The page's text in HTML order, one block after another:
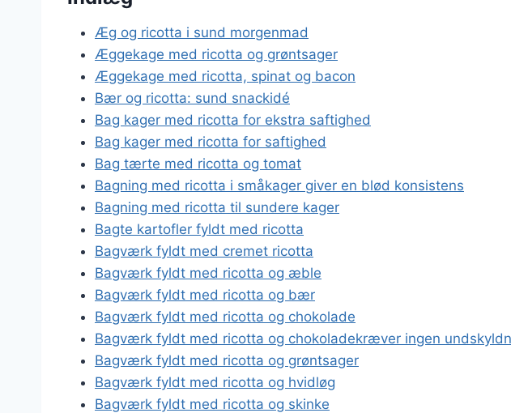
Æg og ricotta i sund morgenmad
Æggekage med ricotta og grøntsager
Æggekage med ricotta, spinat og bacon
Bær og ricotta: sund snackidé
Bag kager med ricotta for ekstra saftighed
Bag kager med ricotta for saftighed
Bag tærte med ricotta og tomat
Bagning med ricotta i småkager giver en blød konsistens
Bagning med ricotta til sundere kager
Bagte kartofler fyldt med ricotta
Bagværk fyldt med cremet ricotta
Bagværk fyldt med ricotta og æble
Bagværk fyldt med ricotta og bær
Bagværk fyldt med ricotta og chokolade
Bagværk fyldt med ricotta og chokoladekræver ingen
Bagværk fyldt med ricotta og grøntsager
Bagværk fyldt med ricotta og hvidløg
Bagværk fyldt med ricotta og skinke